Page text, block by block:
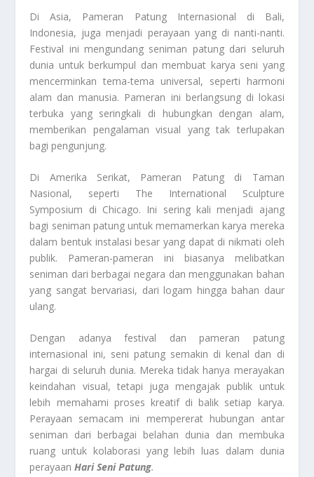
Di Asia, Pameran Patung Internasional di Bali,
Indonesia, juga menjadi perayaan yang di nanti-nanti.
Festival ini mengundang seniman patung dari seluruh
dunia untuk berkumpul dan membuat karya seni yang
mencerminkan tema-tema universal, seperti harmoni
alam dan manusia. Pameran ini berlangsung di lokasi
terbuka yang seringkali di hubungkan dengan alam,
memberikan pengalaman visual yang tak terlupakan
bagi pengunjung.
Di Amerika Serikat, Pameran Patung di Taman
Nasional, seperti The International Sculpture
Symposium di Chicago. Ini sering kali menjadi ajang
bagi seniman patung untuk memamerkan karya mereka
dalam bentuk instalasi besar yang dapat di nikmati oleh
publik. Pameran-pameran ini biasanya melibatkan
seniman dari berbagai negara dan menggunakan bahan
yang sangat bervariasi, dari logam hingga bahan daur
ulang.
Dengan adanya festival dan pameran patung
internasional ini, seni patung semakin di kenal dan di
hargai di seluruh dunia. Mereka tidak hanya merayakan
keindahan visual, tetapi juga mengajak publik untuk
lebih memahami proses kreatif di balik setiap karya.
Perayaan semacam ini mempererat hubungan antar
seniman dari berbagai belahan dunia dan membuka
ruang untuk kolaborasi yang lebih luas dalam dunia
perayaanHari Seni Patung.